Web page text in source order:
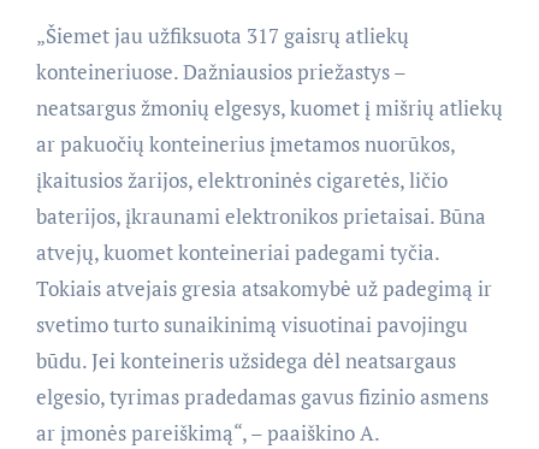
„Šiemet jau užfiksuota 317 gaisrų atliekų
konteineriuose. Dažniausios priežastys –
neatsargus žmonių elgesys, kuomet į mišrių atliekų
ar pakuočių konteinerius įmetamos nuorūkos,
įkaitusios žarijos, elektroninės cigaretės, ličio
baterijos, įkraunami elektronikos prietaisai. Būna
atvejų, kuomet konteineriai padegami tyčia.
Tokiais atvejais gresia atsakomybė už padegimą ir
svetimo turto sunaikinimą visuotinai pavojingu
būdu. Jei konteineris užsidega dėl neatsargaus
elgesio, tyrimas pradedamas gavus fizinio asmens
ar įmonės pareiškimą“, – paaiškino A.